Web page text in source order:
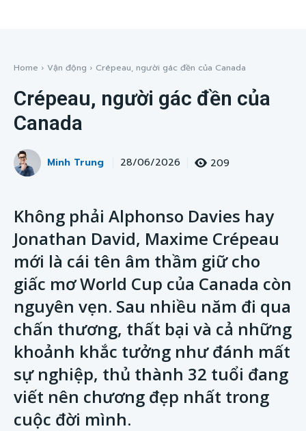
Home Vận động Crépeau, người gác đền của Canada
Crépeau, người gác đền của
Canada
Minh Trung 28/06/2026 209
Không phải Alphonso Davies hay
Jonathan David, Maxime Crépeau
mới là cái tên âm thầm giữ cho
giấc mơ World Cup của Canada còn
nguyên vẹn. Sau nhiều năm đi qua
chấn thương, thất bại và cả những
khoảnh khắc tưởng như đánh mất
sự nghiệp, thủ thành 32 tuổi đang
viết nên chương đẹp nhất trong
cuộc đời mình.